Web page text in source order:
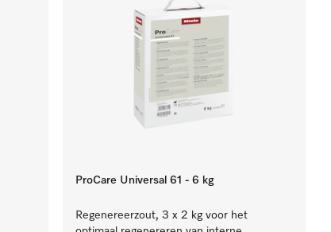
ProCare Universal 61 - 6 kg
Regenereerzout, 3 x 2 kg voor het